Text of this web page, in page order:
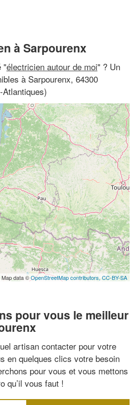
à Sarpourenx
"électricien autour de moi" ? Un
à Sarpourenx, 64300
Map data ©OpenStreetMap contributors,CC-BY-SA
pour vous le meilleur
artisan contacter pour votre
en quelques clics votre besoin
pour vous et vous mettons
qu’il vous faut !